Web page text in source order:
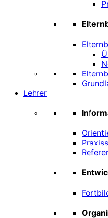
Lehrer